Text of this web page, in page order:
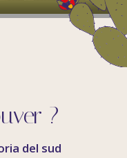
?
del sud